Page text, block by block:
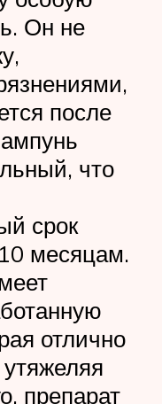
Он не
после
что
срок
месяцам.
отлично
препарат